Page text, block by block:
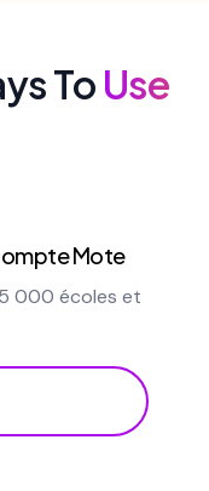
To Use
Mote
000 écoles et